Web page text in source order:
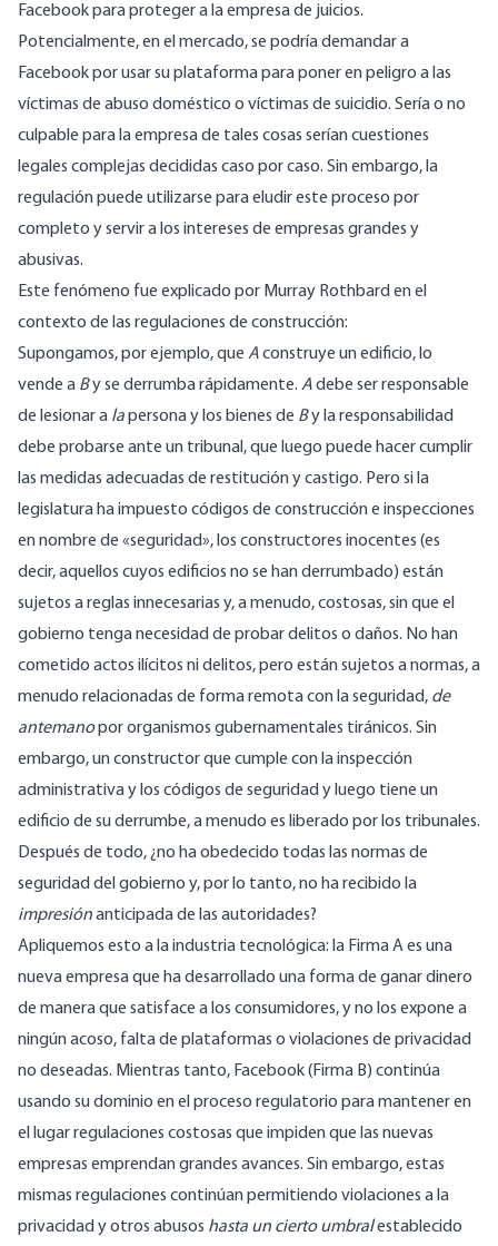
Facebook para proteger a la empresa de juicios.
Potencialmente, en el mercado, se podría demandar a
Facebook por usar su plataforma para poner en peligro a las
víctimas de abuso doméstico o víctimas de suicidio. Sería o no
culpable para la empresa de tales cosas serían cuestiones
legales complejas decididas caso por caso. Sin embargo, la
regulación puede utilizarse para eludir este proceso por
completo y servir a los intereses de empresas grandes y
abusivas.
Este fenómeno fue explicado por Murray Rothbard en el
contexto de las regulaciones de construcción:
Supongamos, por ejemplo, que Aconstruye un edificio, lo
vende a By se derrumba rápidamente. Adebe ser responsable
de lesionar a lapersona y los bienes de By la responsabilidad
debe probarse ante un tribunal, que luego puede hacer cumplir
las medidas adecuadas de restitución y castigo. Pero si la
legislatura ha impuesto códigos de construcción e inspecciones
en nombre de «seguridad», los constructores inocentes (es
decir, aquellos cuyos edificios no se han derrumbado) están
sujetos a reglas innecesarias y, a menudo, costosas, sin que el
gobierno tenga necesidad de probar delitos o daños. No han
cometido actos ilícitos ni delitos, pero están sujetos a normas, a
menudo relacionadas de forma remota con la seguridad, de
antemanopor organismos gubernamentales tiránicos. Sin
embargo, un constructor que cumple con la inspección
administrativa y los códigos de seguridad y luego tiene un
edificio de su derrumbe, a menudo es liberado por los tribunales.
Después de todo, ¿no ha obedecido todas las normas de
seguridad del gobierno y, por lo tanto, no ha recibido la
impresiónanticipada de las autoridades?
Apliquemos esto a la industria tecnológica: la Firma A es una
nueva empresa que ha desarrollado una forma de ganar dinero
de manera que satisface a los consumidores, y no los expone a
ningún acoso, falta de plataformas o violaciones de privacidad
no deseadas. Mientras tanto, Facebook (Firma B) continúa
usando su dominio en el proceso regulatorio para mantener en
el lugar regulaciones costosas que impiden que las nuevas
empresas emprendan grandes avances. Sin embargo, estas
mismas regulaciones continúan permitiendo violaciones a la
privacidad y otros abusos hasta un cierto umbralestablecido